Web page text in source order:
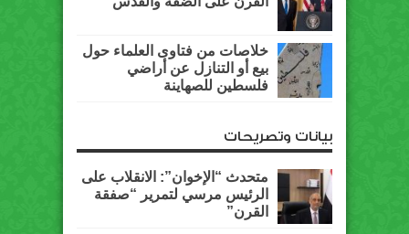
خلاصات من فتاوى العلماء حول
بيع أو التنازل عن أراضي
فلسطين للصهاينة
بيانات وتصريحات
متحدث “الإخوان”: الانقلاب على
الرئيس مرسي لتمرير “صفقة
القرن”